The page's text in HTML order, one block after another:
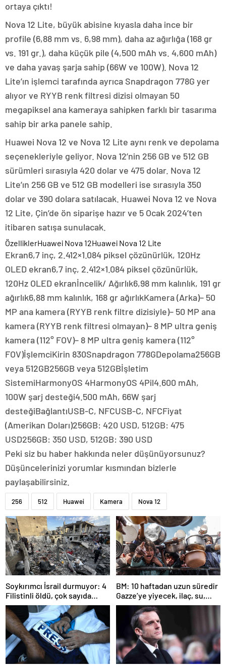
ortaya çıktı!
Nova 12 Lite, büyük abisine kıyasla daha ince bir
profile (6,88 mm vs. 6,98 mm), daha az ağırlığa (168 gr
vs. 191 gr.), daha küçük pile (4,500 mAh vs. 4,600 mAh)
ve daha yavaş şarja sahip (66W ve 100W). Nova 12
Lite’ın işlemci tarafında ayrıca Snapdragon 778G yer
alıyor ve RYYB renk filtresi dizisi olmayan 50
megapiksel ana kameraya sahipken farklı bir tasarıma
sahip bir arka panele sahip.
Huawei Nova 12 ve Nova 12 Lite aynı renk ve depolama
seçenekleriyle geliyor. Nova 12’nin 256 GB ve 512 GB
sürümleri sırasıyla 420 dolar ve 475 dolar. Nova 12
Lite’ın 256 GB ve 512 GB modelleri ise sırasıyla 350
dolar ve 390 dolara satılacak. Huawei Nova 12 ve Nova
12 Lite, Çin’de ön siparişe hazır ve 5 Ocak 2024’ten
itibaren satışa sunulacak.
ÖzelliklerHuawei Nova 12Huawei Nova 12 Lite
Ekran6,7 inç, 2.412×1.084 piksel çözünürlük, 120Hz
OLED ekran6,7 inç, 2.412×1.084 piksel çözünürlük,
120Hz OLED ekranİncelik/ Ağırlık6,98 mm kalınlık, 191 gr
ağırlık6,88 mm kalınlık, 168 gr ağırlıkKamera (Arka)– 50
MP ana kamera (RYYB renk filtre dizisiyle)– 50 MP ana
kamera (RYYB renk filtresi olmayan)– 8 MP ultra geniş
kamera (112° FOV)– 8 MP ultra geniş kamera (112°
FOV)İşlemciKirin 830Snapdragon 778GDepolama256GB
veya 512GB256GB veya 512GBİşletim
SistemiHarmonyOS 4HarmonyOS 4Pil4.600 mAh,
100W şarj desteği4.500 mAh, 66W şarj
desteğiBağlantıUSB-C, NFCUSB-C, NFCFiyat
(Amerikan Doları)256GB: 420 USD, 512GB: 475
USD256GB: 350 USD, 512GB: 390 USD
Peki siz bu haber hakkında neler düşünüyorsunuz?
Düşüncelerinizi yorumlar kısmından bizlerle
paylaşabilirsiniz.
256 512 Huawei Kamera Nova 12
Soykırımcı İsrail durmuyor: 4
Filistinli öldü, çok sayıda
yaralı var
BM: 10 haftadan uzun süredir
Gazze’ye yiyecek, ilaç, su,
çadır girmedi